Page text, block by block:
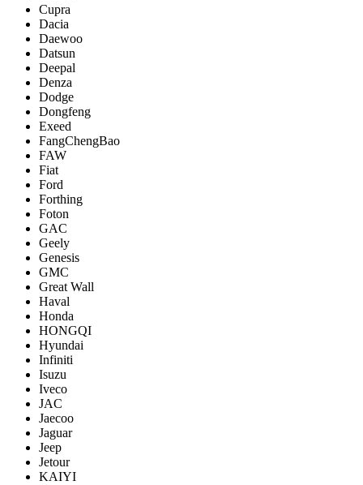
Cupra
Dacia
Daewoo
Datsun
Deepal
Denza
Dodge
Dongfeng
Exeed
FangChengBao
FAW
Fiat
Ford
Forthing
Foton
GAC
Geely
Genesis
GMC
Great Wall
Haval
Honda
HONGQI
Hyundai
Infiniti
Isuzu
Iveco
JAC
Jaecoo
Jaguar
Jeep
Jetour
KAIYI